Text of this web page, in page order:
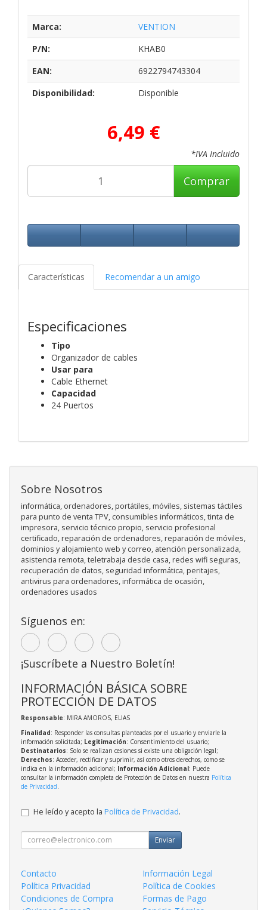
Marca:
VENTION
P/N:
KHAB0
EAN:
6922794743304
Disponibilidad:
Disponible
6,49 €
*IVA Incluido
Comprar
Características Recomendar a un amigo
Especificaciones
Tipo
Organizador de cables
Usar para
Cable Ethernet
Capacidad
24 Puertos
Sobre Nosotros
informática, ordenadores, portátiles, móviles, sistemas táctiles
para punto de venta TPV, consumibles informáticos, tinta de
impresora, servicio técnico propio, servicio profesional
certificado, reparación de ordenadores, reparación de móviles,
dominios y alojamiento web y correo, atención personalizada,
asistencia remota, teletrabaja desde casa, redes wifi seguras,
recuperación de datos, seguridad informática, peritajes,
antivirus para ordenadores, informática de ocasión,
ordenadores usados
Síguenos en:
¡Suscríbete a Nuestro Boletín!
INFORMACIÓN BÁSICA SOBRE
PROTECCIÓN DE DATOS
Responsable: MIRA AMOROS, ELIAS
Finalidad: Responder las consultas planteadas por el usuario y enviarle la
información solicitada; Legitimación: Consentimiento del usuario;
Destinatarios: Solo se realizan cesiones si existe una obligación legal;
Derechos: Acceder, rectificar y suprimir, así como otros derechos, como se
indica en la información adicional; Información Adicional: Puede
consultar la información completa de Protección de Datos en nuestra Política
de Privacidad
He leído y acepto la Política de Privacidad.
Enviar
Contacto
Información Legal
Política Privacidad
Política de Cookies
Condiciones de Compra
Formas de Pago